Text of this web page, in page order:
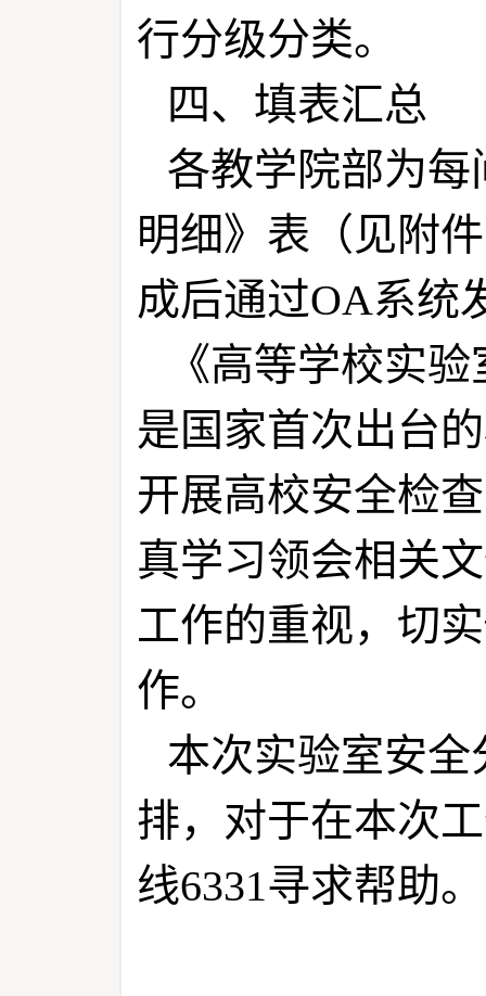
行分级分类。
四、填表汇总
各教学院部为
明细》表（见附
成后通过OA系统
《高等学校实
是国家首次出台
开展高校安全检
真学习领会相关
工作的重视，切
作。
本次实验室安
排，对于在本次
线6331寻求帮助。